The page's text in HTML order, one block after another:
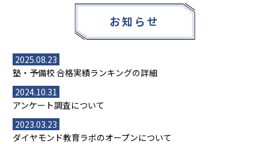
お知らせ
2025.08.23
塾・予備校 合格実績ランキングの詳細
2024.10.31
アンケート調査について
2023.03.23
ダイヤモンド教育ラボのオープンについて